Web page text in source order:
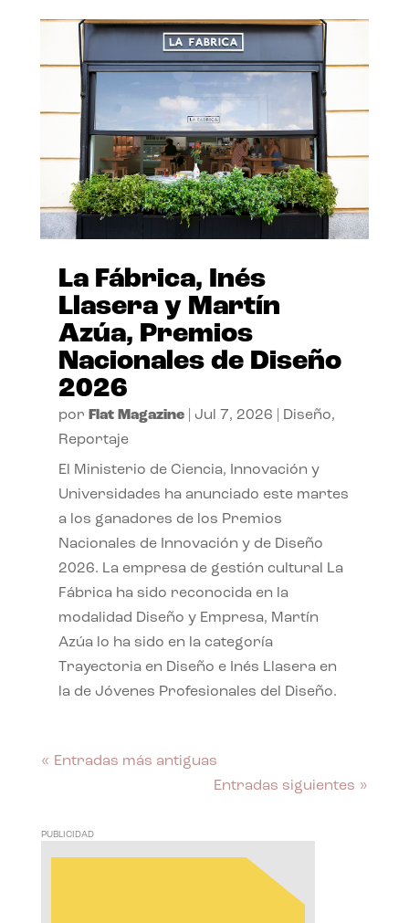
La Fábrica, Inés
Llasera y Martín
Azúa, Premios
Nacionales de Diseño
2026
por Flat Magazine| Jul 7, 2026 Diseño,
Reportaje
El Ministerio de Ciencia, Innovación y
Universidades ha anunciado este martes
a los ganadores de los Premios
Nacionales de Innovación y de Diseño
2026. La empresa de gestión cultural La
Fábrica ha sido reconocida en la
modalidad Diseño y Empresa, Martín
Azúa lo ha sido en la categoría
Trayectoria en Diseño e Inés Llasera en
la de Jóvenes Profesionales del Diseño.
« Entradas más antiguas
Entradas siguientes »
PUBLICIDAD